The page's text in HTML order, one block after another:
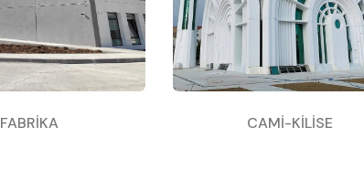
FABRİKA CAMİ-KİLİSE